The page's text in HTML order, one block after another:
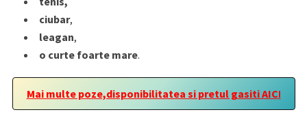
ciubar,
leagan,
o curte foarte mare.
Mai multe poze,disponibilitatea si pretul gasiti AICI